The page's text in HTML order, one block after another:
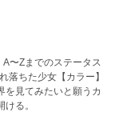
〜Zまでのステータス
落ちた少女【カラー】
見てみたいと願うカ
る。